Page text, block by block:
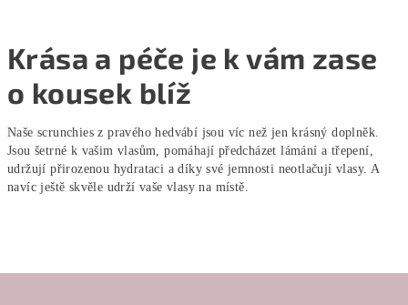
Krása a péče je k vám zase
o kousek blíž
Naše scrunchies z pravého hedvábí jsou víc než jen krásný doplněk.
Jsou šetrné k vašim vlasům, pomáhají předcházet lámání a třepení,
udržují přirozenou hydrataci a díky své jemnosti neotlačují vlasy. A
navíc ještě skvěle udrží vaše vlasy na místě.